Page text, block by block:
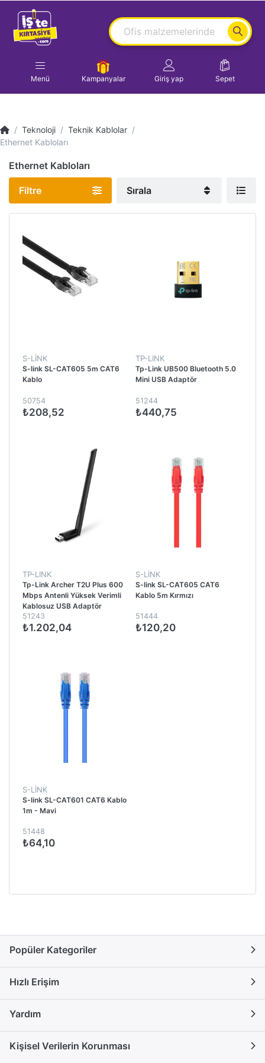
Menü Kampanyalar Giriş yap Sepet
Teknoloji
Teknik Kablolar
Ethernet Kabloları
Ethernet Kabloları
Filtre Sırala
S-LİNK
S-link SL-CAT605 5m CAT6
Kablo
50754
₺208,52
TP-LINK
Tp-Link UB500 Bluetooth 5.0
Mini USB Adaptör
51244
₺440,75
TP-LINK
Tp-Link Archer T2U Plus 600
Mbps Antenli Yüksek Verimli
Kablosuz USB Adaptör
51243
₺1.202,04
S-LİNK
S-link SL-CAT605 CAT6
Kablo 5m Kırmızı
51444
₺120,20
S-LİNK
S-link SL-CAT601 CAT6 Kablo
1m - Mavi
51448
₺64,10
Popüler Kategoriler
Hızlı Erişim
Yardım
Kişisel Verilerin Korunması